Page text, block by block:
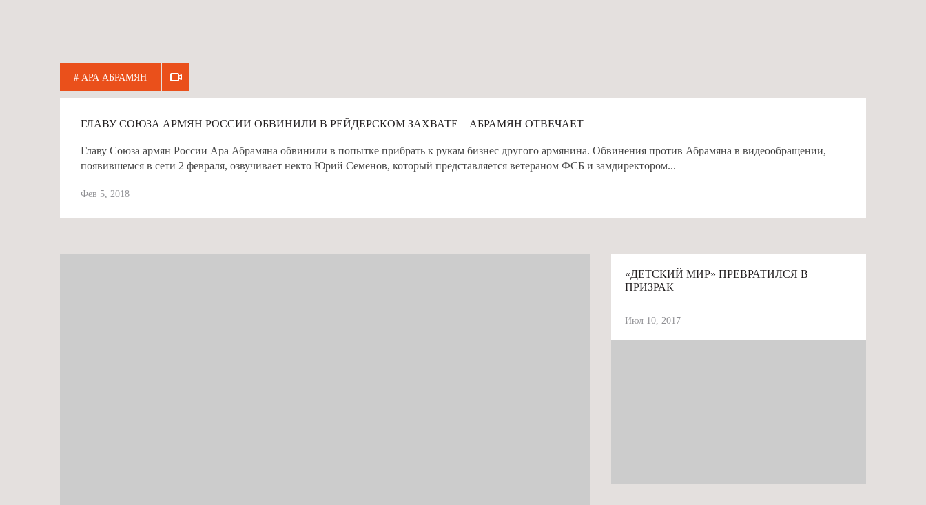
# АРА АБРАМЯН
ГЛАВУ СОЮЗА АРМЯН РОССИИ ОБВИНИЛИ В РЕЙДЕРСКОМ ЗАХВАТЕ – АБРАМЯН ОТВЕЧАЕТ
Главу Союза армян России Ара Абрамяна обвинили в попытке прибрать к рукам бизнес другого армянина. Обвинения против Абрамяна в видеообращении,
появившемся в сети 2 февраля, озвучивает некто Юрий Семенов, который представляется ветераном ФСБ и замдиректором...
Фев 5, 2018
«ДЕТСКИЙ МИР» ПРЕВРАТИЛСЯ В
ПРИЗРАК
Июл 10, 2017
# АРА АБРАМЯН